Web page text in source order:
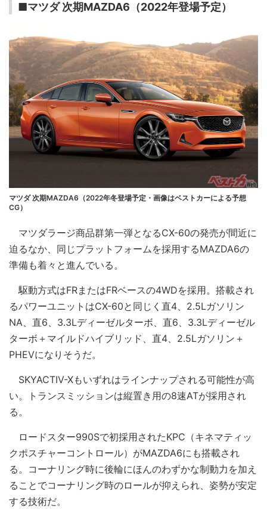
■マツダ 次期MAZDA6（2022年登場予定）
マツダ 次期MAZDA6（2022年冬登場予定・画像はベストカーによる予想
CG）
マツダラージ商品群第一弾となるCX-60の発売が間近に
迫るなか、同じプラットフォームを採用するMAZDA6の
準備も着々と進んでいる。
駆動方式はFRまたはFRベースの4WDを採用。搭載され
るパワーユニットはCX-60と同じく直4、2.5Lガソリン
NA、直6、3.3Lディーゼルターボ、直6、3.3Lディーゼル
ターボ＋マイルドハイブリッド、直4、2.5Lガソリン＋
PHEVになりそうだ。
SKYACTIV-Xもいずれはラインナップされる可能性が高
い。トランスミッションは縦置き用の8速ATが採用され
る。
ロードスター990Sで初採用されたKPC（キネマティッ
クポスチャーコントロール）がMAZDA6にも搭載され
る。コーナリング時に後輪にほんのわずかな制動力を加え
ることでコーナリング時のロールが抑えられ、姿勢が安定
する技術だ。